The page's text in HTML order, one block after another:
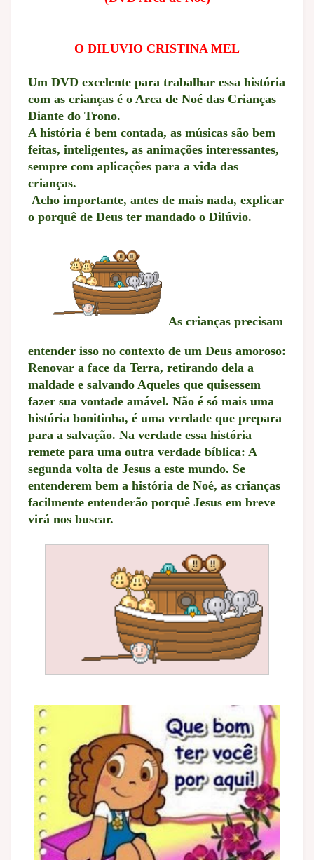
O DILUVIO CRISTINA MEL
Um DVD excelente para trabalhar essa história
com as crianças é o Arca de Noé das Crianças
Diante do Trono.
A história é bem contada, as músicas são bem
feitas, inteligentes, as animações interessantes,
sempre com aplicações para a vida das
crianças.
Acho importante, antes de mais nada, explicar
o porquê de Deus ter mandado o Dilúvio.
As crianças precisam
entender isso no contexto de um Deus amoroso:
Renovar a face da Terra, retirando dela a
maldade e salvando Aqueles que quisessem
fazer sua vontade amável. Não é só mais uma
história bonitinha, é uma verdade que prepara
para a salvação. Na verdade essa história
remete para uma outra verdade bíblica: A
segunda volta de Jesus a este mundo. Se
entenderem bem a história de Noé, as crianças
facilmente entenderão porquê Jesus em breve
virá nos buscar.